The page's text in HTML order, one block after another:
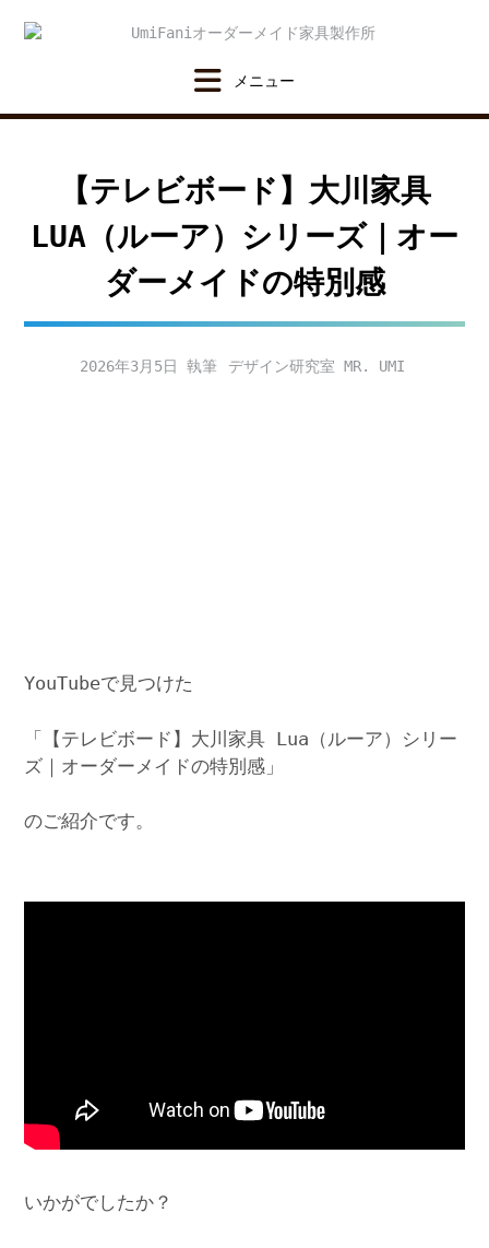
【テレビボード】大川家具
LUA（ルーア）シリーズ｜オー
ダーメイドの特別感
2026年3月5日 デザイン研究室 MR. UMI
YouTubeで見つけた
「【テレビボード】大川家具 Lua（ルーア）シリー
ズ｜オーダーメイドの特別感」
のご紹介です。
いかがでしたか？